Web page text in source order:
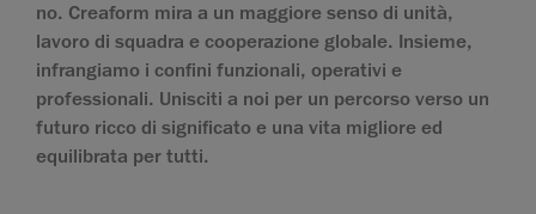
no. Creaform mira a un maggiore senso di unità,
lavoro di squadra e cooperazione globale. Insieme,
infrangiamo i confini funzionali, operativi e
professionali. Unisciti a noi per un percorso verso un
futuro ricco di significato e una vita migliore ed
equilibrata per tutti.